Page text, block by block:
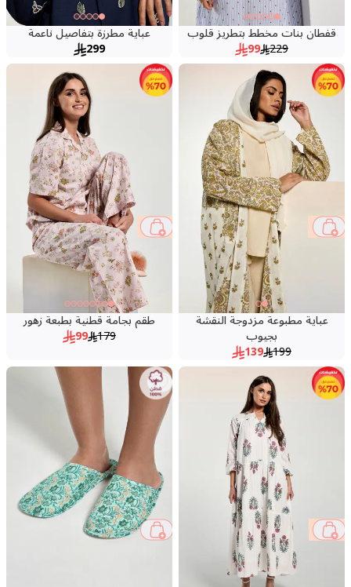
قفطان بنات مخطط بتطريز قلوب
229
99
عباية مطرزة بتفاصيل ناعمة
299
عباية مطبوعة مزدوجة النقشة
بجيوب
199
139
30 %
طقم بجامة قطنية بطبعة زهور
179
99
45 %
46 %